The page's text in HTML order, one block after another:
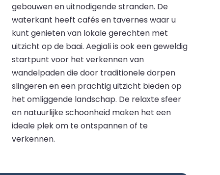
gebouwen en uitnodigende stranden. De
waterkant heeft cafés en tavernes waar u
kunt genieten van lokale gerechten met
uitzicht op de baai. Aegiali is ook een geweldig
startpunt voor het verkennen van
wandelpaden die door traditionele dorpen
slingeren en een prachtig uitzicht bieden op
het omliggende landschap. De relaxte sfeer
en natuurlijke schoonheid maken het een
ideale plek om te ontspannen of te
verkennen.